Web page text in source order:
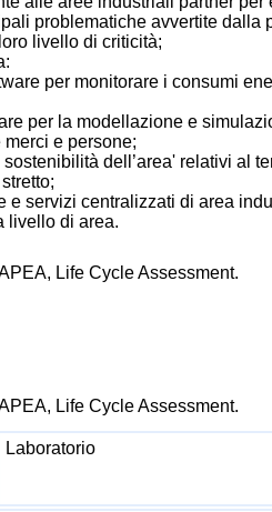
problematiche avvertite dalla
livello di criticità;
per monitorare i consumi
per la modellazione e
e persone;
dell’area' relativi al
e servizi centralizzati di area
livello di area.
Life Cycle Assessment.
Life Cycle Assessment.
Laboratorio